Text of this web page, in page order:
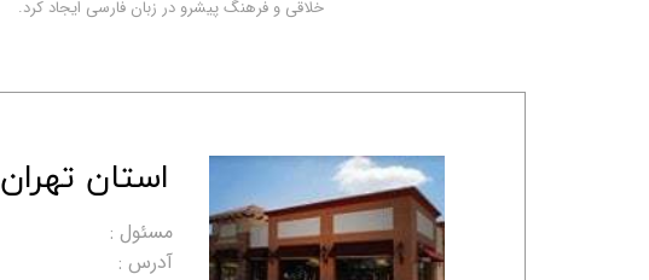
خلاقی و فرهنگ پیشرو در زبان فارسی ایجاد کرد.
استان تهران
مسئول :
آدرس :